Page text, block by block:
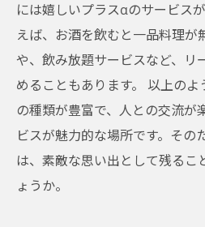
には嬉しいプラスαのサービス
えば、お酒を飲むと一品料理が
や、飲み放題サービスなど、リ
めることもあります。 以上の
の種類が豊富で、人との交流が
ビスが魅力的な場所です。その
は、素敵な思い出として残るこ
ょうか。